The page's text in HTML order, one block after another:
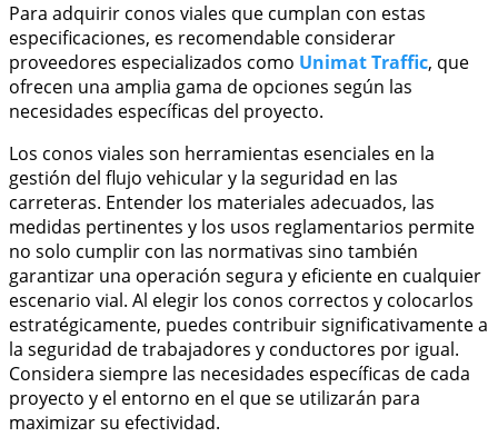
Para adquirir conos viales que cumplan con estas
especificaciones, es recomendable considerar
proveedores especializados como Unimat Traffic, que
ofrecen una amplia gama de opciones según las
necesidades específicas del proyecto.
Los conos viales son herramientas esenciales en la
gestión del flujo vehicular y la seguridad en las
carreteras. Entender los materiales adecuados, las
medidas pertinentes y los usos reglamentarios permite
no solo cumplir con las normativas sino también
garantizar una operación segura y eficiente en cualquier
escenario vial. Al elegir los conos correctos y colocarlos
estratégicamente, puedes contribuir significativamente a
la seguridad de trabajadores y conductores por igual.
Considera siempre las necesidades específicas de cada
proyecto y el entorno en el que se utilizarán para
maximizar su efectividad.